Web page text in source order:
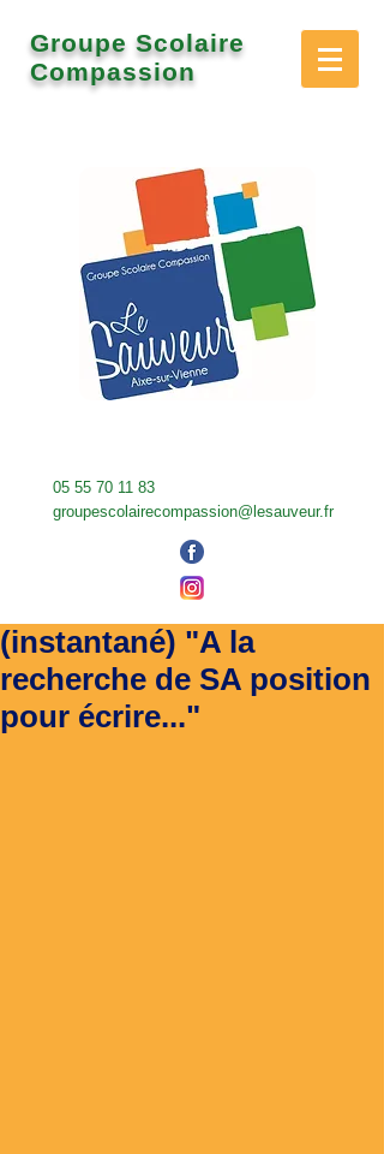
Groupe Scolaire
Compassion
05 55 70 11 83
groupescolairecompassion@lesauveur.fr
(instantané) "A la
recherche de SA position
pour écrire..."